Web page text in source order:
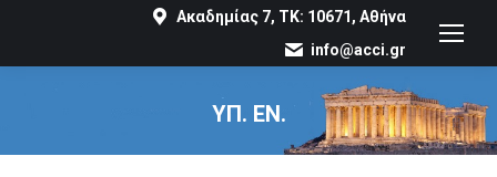
Ακαδημίας 7, ΤΚ: 10671, Αθήνα
info@acci.gr
ΥΠ. ΕΝ.
You are here: